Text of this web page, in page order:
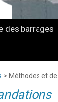
des barrages
> Méthodes et